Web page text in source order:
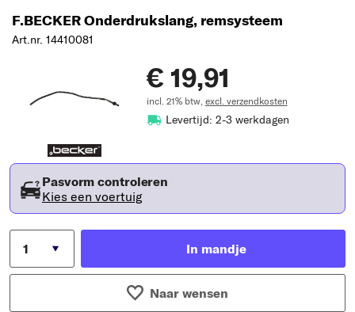
F.BECKER Onderdrukslang, remsysteem
Art.nr. 14410081
€ 19,91
incl. 21% btw, excl. verzendkosten
Levertijd: 2-3 werkdagen
Pasvorm controleren
Kies een voertuig
In mandje
Naar wensen